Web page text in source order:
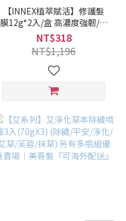
【INNEX植萃賦活】修護髮
膜12g*2入/盒 高濃度強韌/水
光感柔韌 任選4盒(共8顆)(沖
集修護/保濕/護髮)｜美吾髮
『可海外配送』
NT$318
NT$1,196